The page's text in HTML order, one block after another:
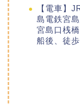
【電車】
島電鉄宮
宮島口桟
船後、徒